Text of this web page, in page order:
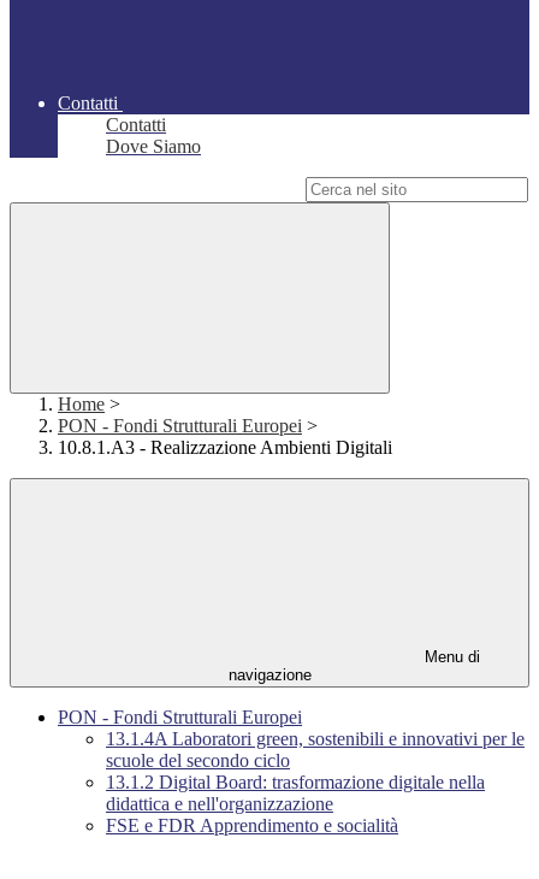
Contatti
Contatti
Dove Siamo
Home >
PON - Fondi Strutturali Europei >
10.8.1.A3 - Realizzazione Ambienti Digitali
Menu di
navigazione
PON - Fondi Strutturali Europei
13.1.4A Laboratori green, sostenibili e innovativi per le
scuole del secondo ciclo
13.1.2 Digital Board: trasformazione digitale nella
didattica e nell'organizzazione
FSE e FDR Apprendimento e socialità